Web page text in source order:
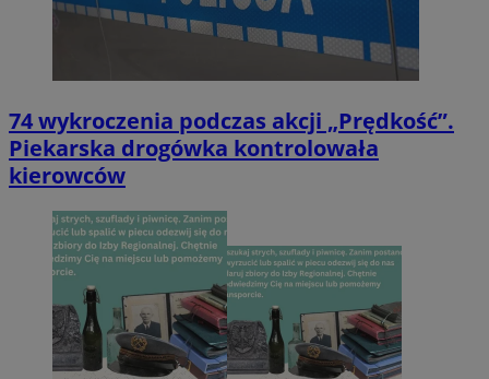
74 wykroczenia podczas akcji „Prędkość”.
Piekarska drogówka kontrolowała
kierowców